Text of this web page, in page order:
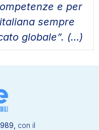
e per
sempre
globale”. (…)
con il